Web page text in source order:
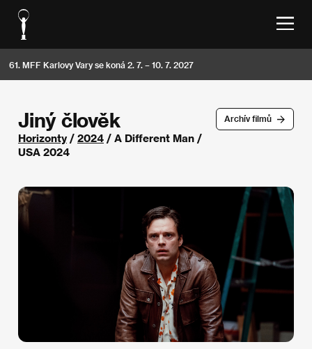
61. MFF Karlovy Vary se koná 2. 7. – 10. 7. 2027
Archív filmů
Jiný člověk
Horizonty/ 2024 / A Different Man /
USA 2024